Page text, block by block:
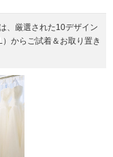
、厳選された10デザイン
からご試着＆お取り置き